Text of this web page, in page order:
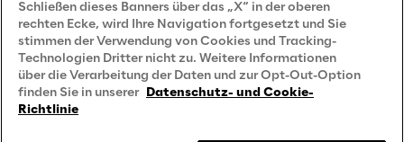
Careers
Contacts
Schließen dieses Banners über das „X“ in der oberen
rechten Ecke, wird Ihre Navigation fortgesetzt und Sie
stimmen der Verwendung von Cookies und Tracking-
Technologien Dritter nicht zu. Weitere Informationen
über die Verarbeitung der Daten und zur Opt-Out-Option
finden Sie in unserer Datenschutz- und Cookie-
Richtlinie